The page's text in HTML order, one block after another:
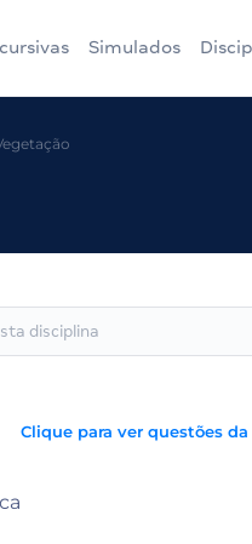
Simulados
Clique para ver questões